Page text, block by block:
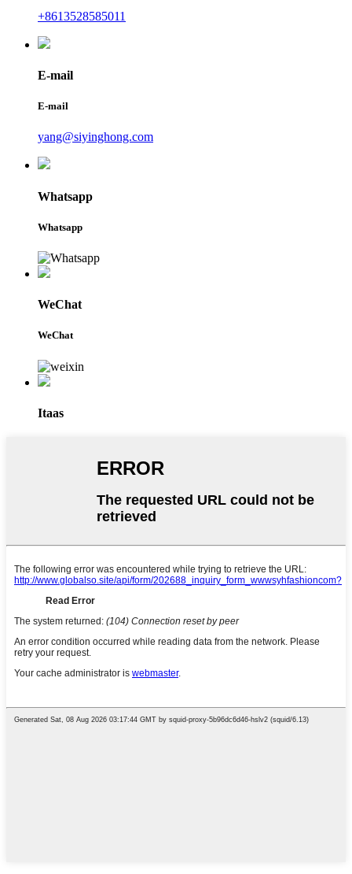
+8613528585011
E-mail
E-mail
yang@siyinghong.com
Whatsapp
Whatsapp
WeChat
WeChat
Itaas